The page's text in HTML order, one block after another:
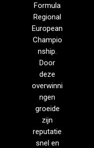
Formula
Regional
European
Champio
nship.
Door
deze
overwinni
ngen
groeide
zijn
reputatie
snel en